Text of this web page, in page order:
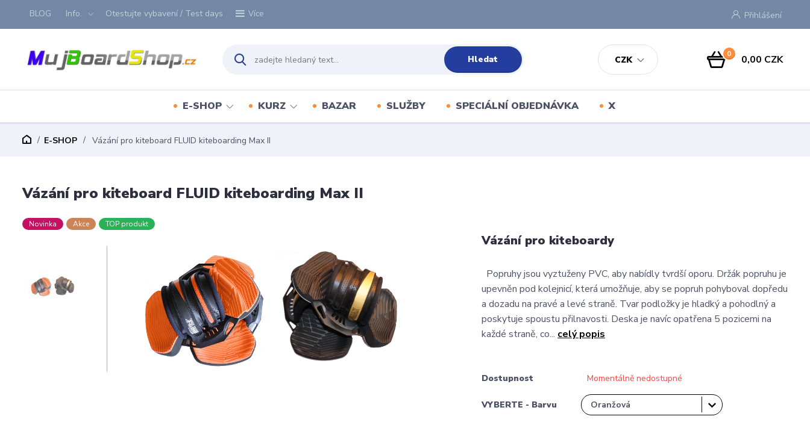
BLOG Info. Otestujte vybavení / Test days Více
CZK
Přihlášení
Hledat 0 0,00 CZK
E-SHOP KURZ BAZAR SLUŽBY SPECIÁLNÍ OBJEDNÁVKA X
E-SHOP Vázání pro kiteboard FLUID kiteboarding Max II
Vázání pro kiteboard FLUID kiteboarding Max II
Novinka Akce TOP produkt
Vázání pro kiteboardy
Popruhy jsou vyztuženy PVC, aby nabídly tvrdší oporu. Držák popruhu je
upevněn pod kolejnicí, která umožňuje, aby se popruh pohyboval dopředu
a dozadu na pravé a levé straně. Tvar podložky je hladký a pohodlný a
poskytuje spoustu přilnavosti. Deska je navíc opatřena 5 pozicemi na
každé straně, co... celý popis
Dostupnost Momentálně nedostupné
VYBERTE - Barvu